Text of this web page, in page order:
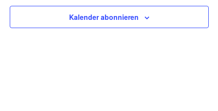
Kalender abonnieren